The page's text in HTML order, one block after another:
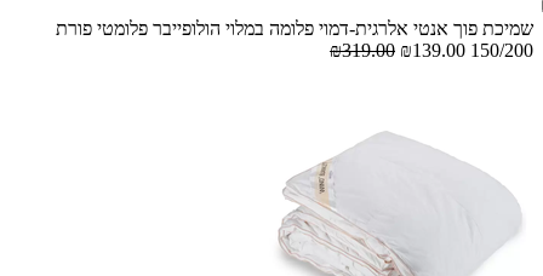
שמיכת פוך אנטי אלרגית-דמוי פלומה במלוי הולופייבר פלומטי פורת
150/200
₪139.00
₪319.00